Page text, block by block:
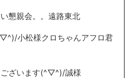
懇親会。。遠路東北
小松様クロちゃんアフロ君
ざいます(^▽^)/誠様